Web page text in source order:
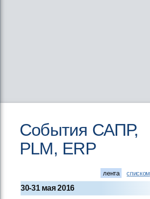
События САПР,
PLM, ERP
лента списком
30-31 мая 2016